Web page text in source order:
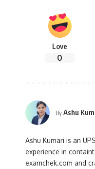
Love
0
ByAshu
Ashu Kumari is an
experience in
examchek.com and